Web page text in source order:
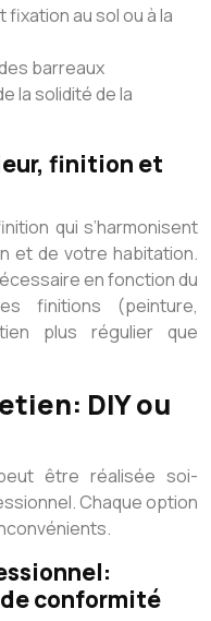
au sol ou à la
barreaux
la solidité de la
finition et
qui s’harmonisent
et de votre habitation.
en fonction du
finitions (peinture,
plus régulier que
DIY ou
peut être réalisée soi-
Chaque option
conformité